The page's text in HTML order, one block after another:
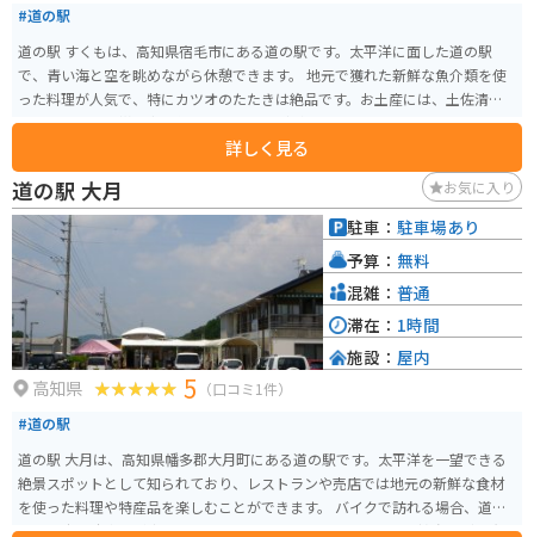
#道の駅
道の駅 すくもは、高知県宿毛市にある道の駅です。太平洋に面した道の駅
で、青い海と空を眺めながら休憩できます。 地元で獲れた新鮮な魚介類を使
った料理が人気で、特にカツオのたたきは絶品です。お土産には、土佐清水
産の天日塩や、柑橘類を使った加工品などがおすすめです。 バイクで訪れる
場合、道の駅から海岸線沿いを走るルートがおすすめです。太平洋の雄大な
景色を楽しみながら、ツーリングを楽しめます。道の駅には、バイクスタン
ドや休憩スペースも用意されているので安心です。
詳しく見る
道の駅 大月 お気に入り
高知県 5 （口コミ1件）
#道の駅
道の駅 大月は、高知県幡多郡大月町にある道の駅です。太平洋を一望できる
絶景スポットとして知られており、レストランや売店では地元の新鮮な食材
を使った料理や特産品を楽しむことができます。 バイクで訪れる場合、道の
駅には広い駐車場が完備されているので安心です。周辺には、柏島など風光
駐車： 駐車場あり
予算： 無料
混雑： 普通
滞在： 1時間
施設： 屋内